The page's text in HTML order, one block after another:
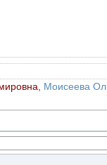
Моисеева